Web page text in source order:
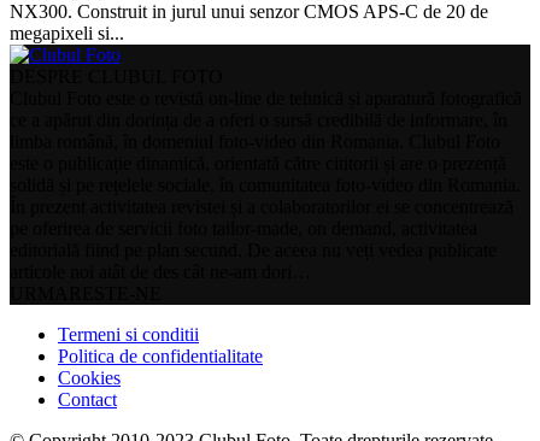
NX300. Construit in jurul unui senzor CMOS APS-C de 20 de
megapixeli si...
Termeni si conditii
Politica de confidentialitate
Cookies
Contact